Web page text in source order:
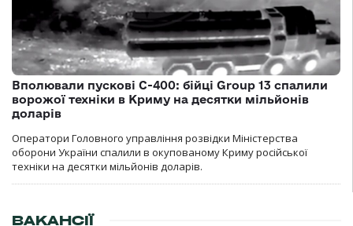
Вполювали пускові С-400: бійці Group 13 спалили
ворожої техніки в Криму на десятки мільйонів
доларів
Оператори Головного управління розвідки Міністерства
оборони України спалили в окупованому Криму російської
техніки на десятки мільйонів доларів.
ВАКАНСІЇ